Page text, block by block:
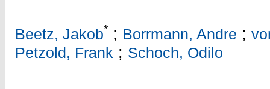
Beetz, Jakob* ; Borrmann, Andre ;
Petzold, Frank ; Schoch, Odilo